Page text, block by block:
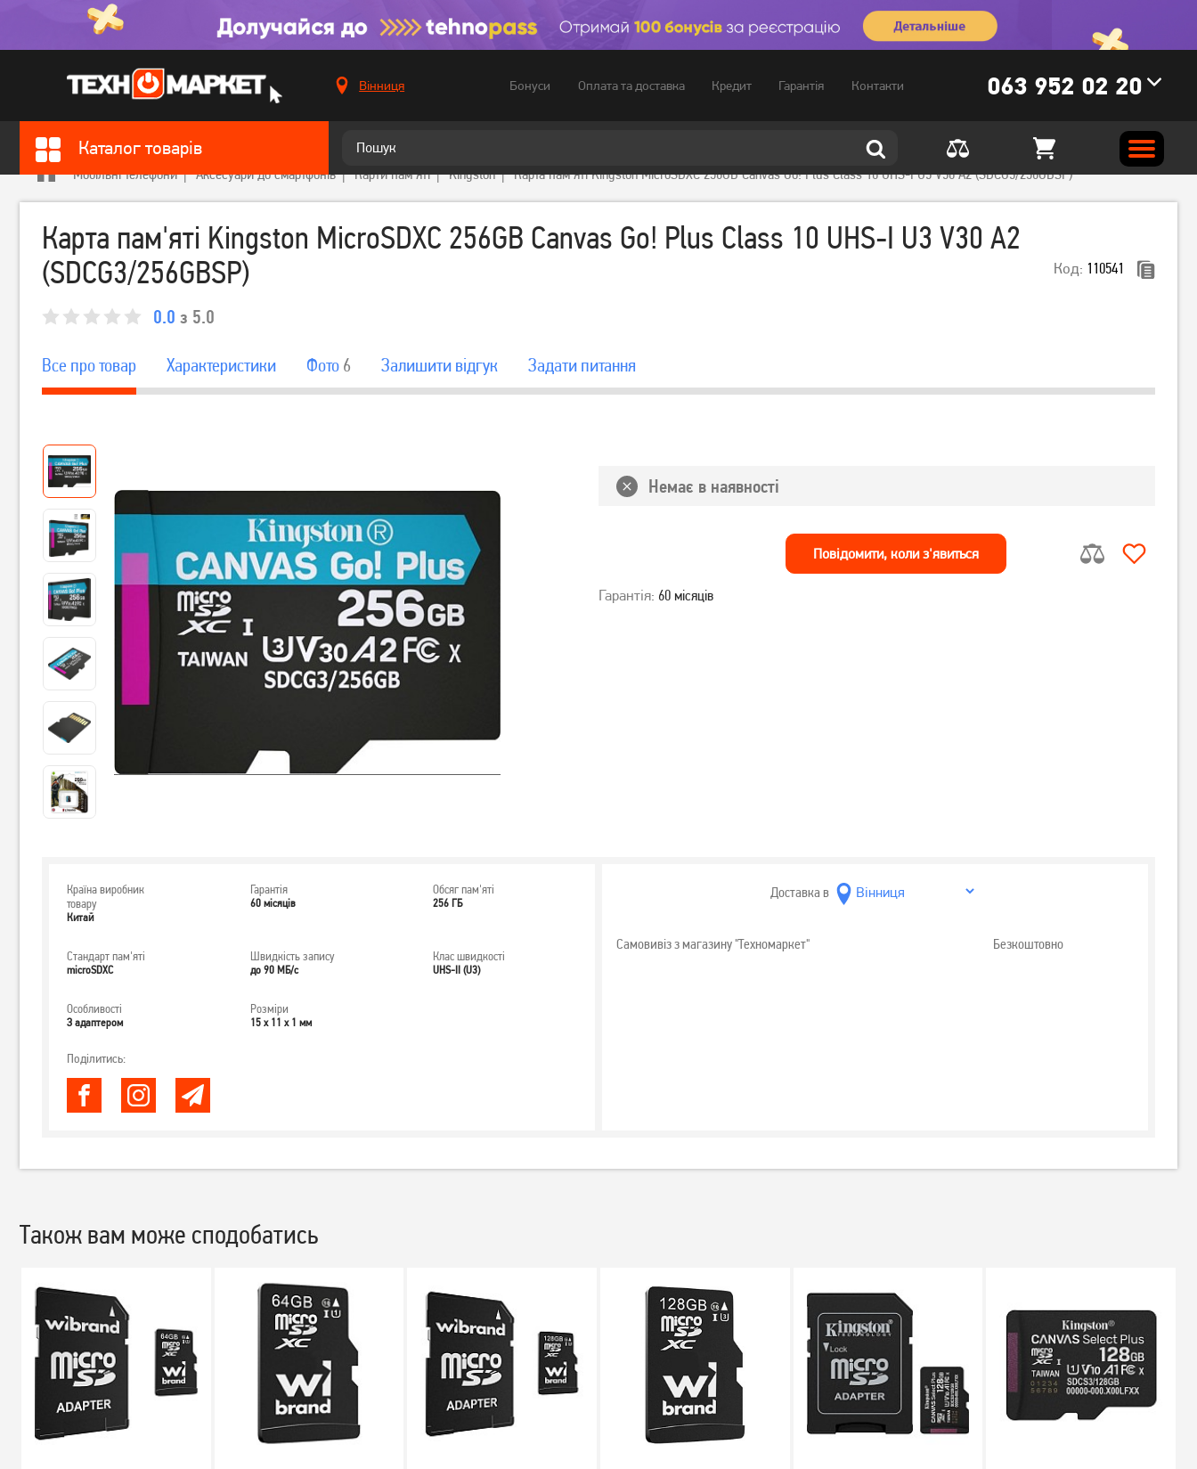
Вінниця Бонуси Оплата та доставка Кредит Гарантія Контакти 063 952 02 20
Каталог товарів
Мобільні телефони Аксесуари до смартфонів Карти пам'яті Kingston Карта пам'яті Kingston MicroSDXC 256GB Canvas Go! Plus Class 10 UHS-I U3 V30 A2 (SDCG3/256GBSP)
Карта пам'яті Kingston MicroSDXC 256GB Canvas Go! Plus Class 10 UHS-I U3 V30 A2
(SDCG3/256GBSP)
Код: 110541
0.0 з 5.0
Все про товар Характеристики Фото 6 Залишити вiдгук Задати питання
Немає в наявності
Повiдомити, коли з'явиться
Гарантія: 60 місяців
Країна виробник
товару
Китай
Гарантія
60 місяців
Обсяг пам'яті
256 ГБ
Стандарт пам'яті
microSDXC
Швидкість запису
до 90 МБ/с
Клас швидкості
UHS-II (U3)
Особливості
З адаптером
Розміри
15 x 11 x 1 мм
Поділитись:
Доставка в
Самовивіз з магазину "Техномаркет" Безкоштовно
Також вам може сподобатись